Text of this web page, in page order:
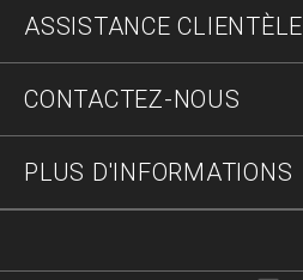
Statut de la commande :
ASSISTANCE CLIENTÈLE
Expédition
CONTACTEZ-NOUS
PLUS D'INFORMATIONS
Imprint